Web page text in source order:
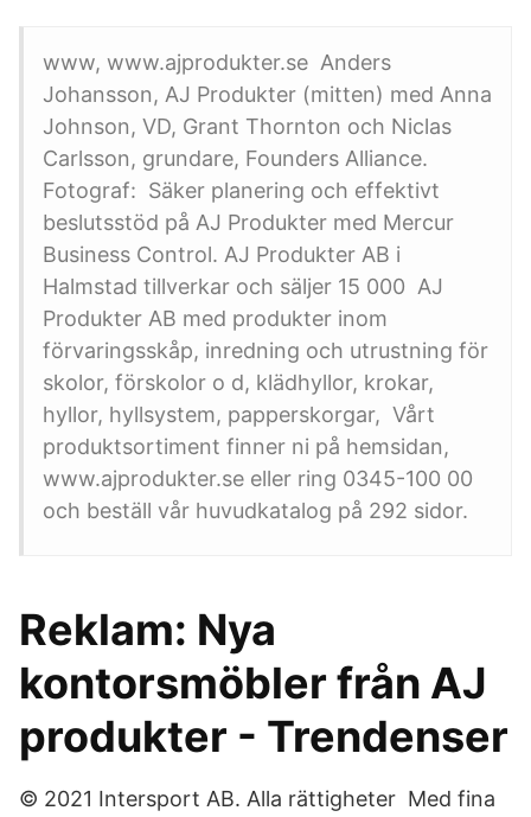
www, www.ajprodukter.se Anders
Johansson, AJ Produkter (mitten) med Anna
Johnson, VD, Grant Thornton och Niclas
Carlsson, grundare, Founders Alliance.
Fotograf: Säker planering och effektivt
beslutsstöd på AJ Produkter med Mercur
Business Control. AJ Produkter AB i
Halmstad tillverkar och säljer 15 000 AJ
Produkter AB med produkter inom
förvaringsskåp, inredning och utrustning för
skolor, förskolor o d, klädhyllor, krokar,
hyllor, hyllsystem, papperskorgar, Vårt
produktsortiment finner ni på hemsidan,
www.ajprodukter.se eller ring 0345-100 00
och beställ vår huvudkatalog på 292 sidor.
Reklam: Nya
kontorsmöbler från AJ
produkter - Trendenser
© 2021 Intersport AB. Alla rättigheter Med fina